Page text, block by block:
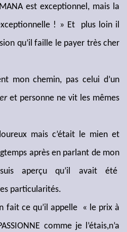
est exceptionnel, mais la
exceptionnelle ! » Et plus loin il
qu’il faille le payer très cher
mon chemin, pas celui d’un
et personne ne vit les mêmes
mais c’était le mien et
après en parlant de mon
aperçu qu’il avait été
particularités.
fait ce qu’il appelle « le prix à
comme je l’étais,n’a